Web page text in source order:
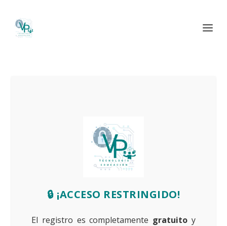
🔒 ¡ACCESO RESTRINGIDO!
El registro es completamente gratuitoy